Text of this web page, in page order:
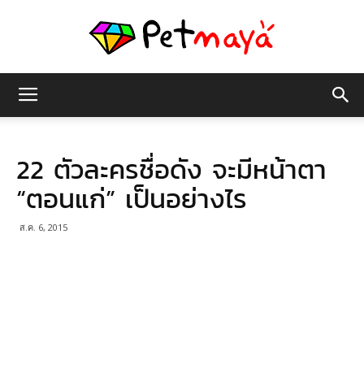
มายา
22 ตัวละครชื่อดัง จะมีหน้าตา
“ตอนแก่” เป็นอย่างไร
ส.ค. 6, 2015